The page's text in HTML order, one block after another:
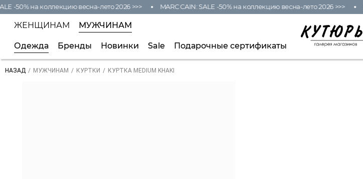
-50% на коллекцию весна-лето 2026 >>> MARC CAIN: SALE -50% на коллекцию весна-лето 2026 >>>
ЖЕНЩИНАМ МУЖЧИНАМ
Одежда Бренды Новинки Sale Подарочные сертификаты
НАЗАД / МУЖЧИНАМ / КУРТКИ / КУРТКА MEDIUM KHAKI